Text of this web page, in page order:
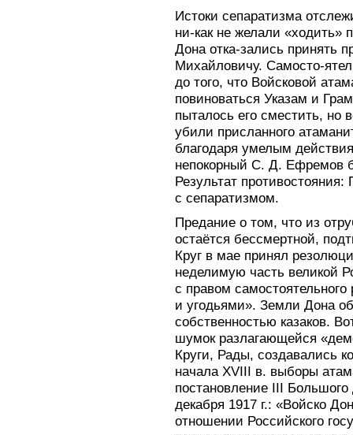
Истоки сепаратизма
ни-как не желали «ходить»
Дона отка-зались принять
Михайловичу. Самосто-
до того, что Войсковой
повиноваться Указам и
пыталось его сместить, но
убили присланного
благодаря умелым
непокорный С. Д. Ефремов
Результат
с сепаратизмом.
Предание о том, что из
остаётся бессмертной,
Круг в мае принял
неделимую часть великой
с правом
и угодьями». Земли Дона
собственностью казаков.
шумок разлагающейся
Круги, Рады, создавались
начала XVIII в. выборы
постановление III Большого
декабря 1917 г.: «Войско
отношении Российского